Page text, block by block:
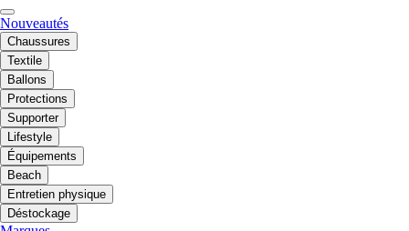
Nouveautés
Chaussures
Textile
Ballons
Protections
Supporter
Lifestyle
Équipements
Beach
Entretien physique
Déstockage